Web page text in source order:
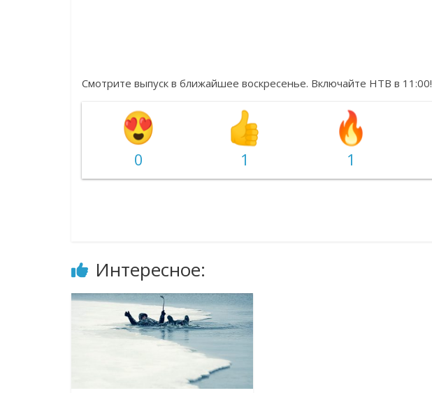
Смотрите выпуск в ближайшее воскресенье. Включайте НТВ в 11:00!
0 1 1
Интересное: